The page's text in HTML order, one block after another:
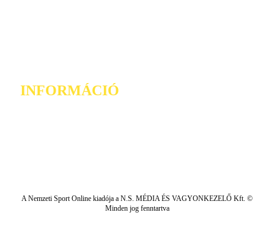
INFORMÁCIÓ
A Nemzeti Sport Online kiadója a N.S. MÉDIA ÉS VAGYONKEZELŐ Kft. ©
Minden jog fenntartva